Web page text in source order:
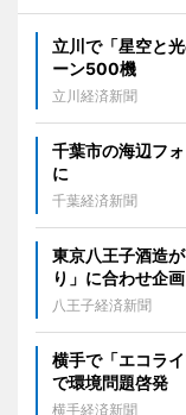
立川で「星空と
ーン500機
立川経済新聞
千葉市の海辺フ
に
千葉経済新聞
東京八王子酒造
り」に合わせ企画
八王子経済新聞
横手で「エコラ
で環境問題啓発
横手経済新聞